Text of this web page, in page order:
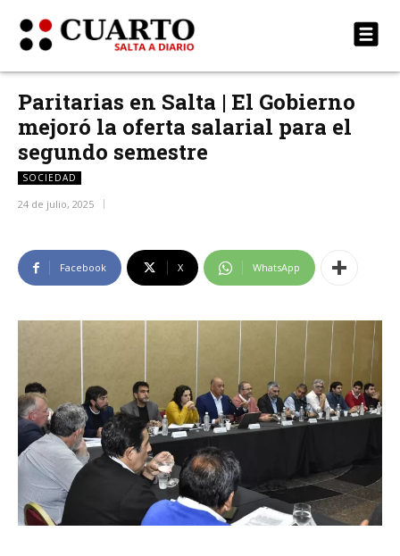
Paritarias en Salta | El Gobierno
mejoró la oferta salarial para el
segundo semestre
SOCIEDAD
24 de julio, 2025
Facebook X WhatsApp